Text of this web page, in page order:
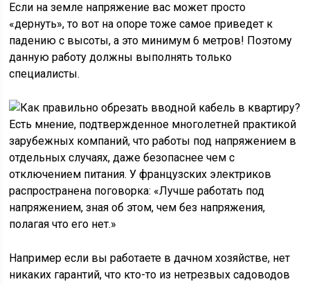
Если на земле напряжение вас может просто
«дернуть», то вот на опоре тоже самое приведет к
падению с высоты, а это минимум 6 метров! Поэтому
данную работу должны выполнять только
специалисты.
Есть мнение, подтвержденное многолетней практикой
зарубежных компаний, что работы под напряжением в
отдельных случаях, даже безопаснее чем с
отключением питания. У французских электриков
распространена поговорка: «Лучше работать под
напряжением, зная об этом, чем без напряжения,
полагая что его нет.»
Например если вы работаете в дачном хозяйстве, нет
никаких гарантий, что кто-то из нетрезвых садоводов